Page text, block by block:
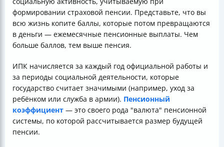
формировании страховой пенсии. Представьте, что вы
всю жизнь копите баллы, которые потом превращаются
в деньги — ежемесячные пенсионные выплаты. Чем
больше баллов, тем выше пенсия.
ИПК начисляется за каждый год официальной работы и
за периоды социальной деятельности, которые
государство считает значимыми (например, уход за
ребёнком или служба в армии). Пенсионный
коэффициент — это своего рода "валюта" пенсионной
системы, по которой рассчитывается размер будущей
пенсии.